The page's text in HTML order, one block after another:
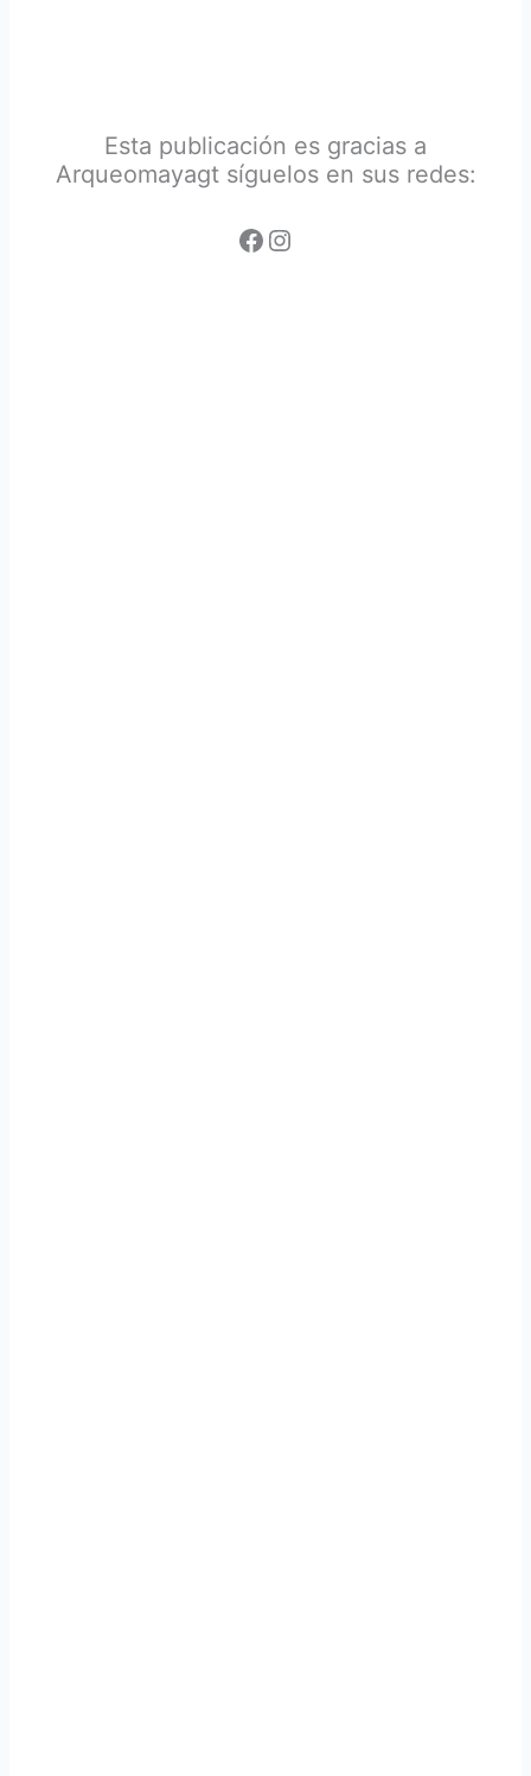
Esta publicación es gracias a
Arqueomayagt síguelos en sus redes: